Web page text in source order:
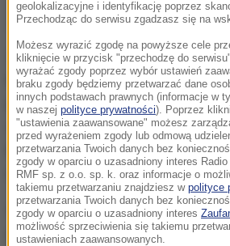
Zapytany o syryjskiego
konferencji prasowej w Bejrucie,
powiedział, że nie ulega
odpowiedzialność za śmierć 600
ktoś z podobną zbrodnią na
rządzić krajem.
Szef tureckiej dyplomacji
natychmiastowe ogłoszenie
geolokalizacyjne i identyfikację poprzez
Przechodząc do serwisu zgadzasz się na
Możesz wyrazić zgodę na powyższe cele
kliknięcie w przycisk "przechodzę do
wyrażać zgody poprzez wybór ustawień
braku zgody będziemy przetwarzać dane
innych podstawach prawnych (informacje w
w naszej polityce prywatności). Poprzez
"ustawienia zaawansowane" możesz
przed wyrażeniem zgody lub odmową
przetwarzania Twoich danych bez
zgody w oparciu o uzasadniony interes
RMF sp. z o.o. sp. k. oraz informacje o
takiemu przetwarzaniu znajdziesz w polityce
przetwarzania Twoich danych bez
zgody w oparciu o uzasadniony interes
możliwość sprzeciwienia się takiemu
ustawieniach zaawansowanych.